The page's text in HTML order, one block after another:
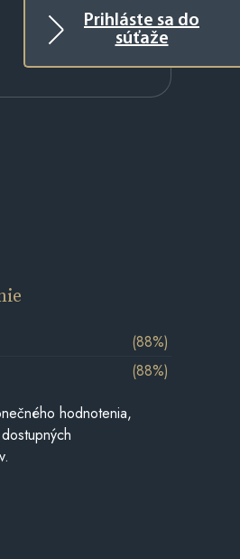
Prihláste sa do
súťaže
(88%)
(88%)
hodnotenia,